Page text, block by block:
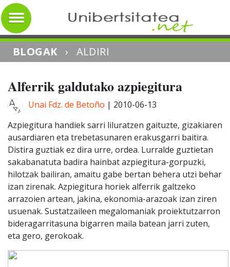
BLOGAK › ALDIRI
Alferrik galdutako azpiegitura
Unai Fdz. de Betoño | 2010-06-13
Azpiegitura handiek sarri liluratzen gaituzte, gizakiaren
ausardiaren eta trebetasunaren erakusgarri baitira.
Distira guztiak ez dira urre, ordea. Lurralde guztietan
sakabanatuta badira hainbat azpiegitura-gorpuzki,
hilotzak bailiran, amaitu gabe bertan behera utzi behar
izan zirenak. Azpiegitura horiek alferrik galtzeko
arrazoien artean, jakina, ekonomia-arazoak izan ziren
usuenak. Sustatzaileen megalomaniak proiektutzarron
bideragarritasuna bigarren maila batean jarri zuten,
eta gero, gerokoak.